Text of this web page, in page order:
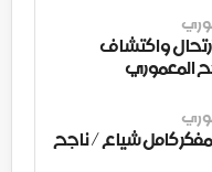
واكتشاف
المعموري
كامل شياع / ناجح